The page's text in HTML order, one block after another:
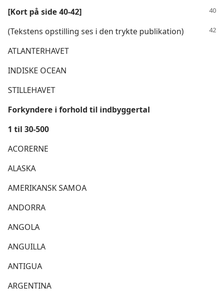
[Kort på side 40-42]
(Tekstens opstilling ses i den trykte publikation)
ATLANTERHAVET
INDISKE OCEAN
STILLEHAVET
Forkyndere i forhold til indbyggertal
1 til 30-500
ACORERNE
ALASKA
AMERIKANSK SAMOA
ANDORRA
ANGOLA
ANGUILLA
ANTIGUA
ARGENTINA